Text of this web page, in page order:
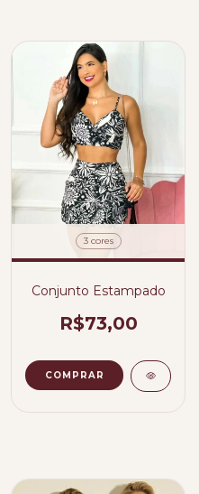
3 cores
Conjunto Estampado
R$73,00
COMPRAR